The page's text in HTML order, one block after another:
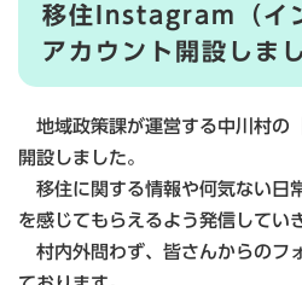
移住Instagram（イ
アカウント開設しま
地域政策課が運営する中川村の
開設しました。
移住に関する情報や何気ない日
を感じてもらえるよう発信してい
村内外問わず、皆さんからのフ